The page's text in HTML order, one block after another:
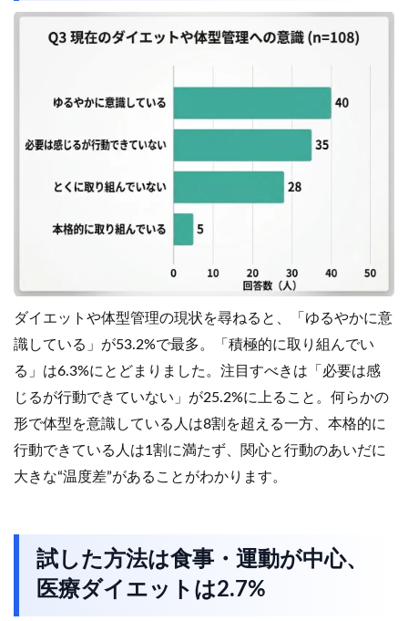
ダイエットや体型管理の現状を尋ねると、「ゆるやかに意
識している」が53.2%で最多。「積極的に取り組んでい
る」は6.3%にとどまりました。注目すべきは「必要は感
じるが行動できていない」が25.2%に上ること。何らかの
形で体型を意識している人は8割を超える一方、本格的に
行動できている人は1割に満たず、関心と行動のあいだに
大きな“温度差”があることがわかります。
試した方法は食事・運動が中心、
医療ダイエットは2.7%